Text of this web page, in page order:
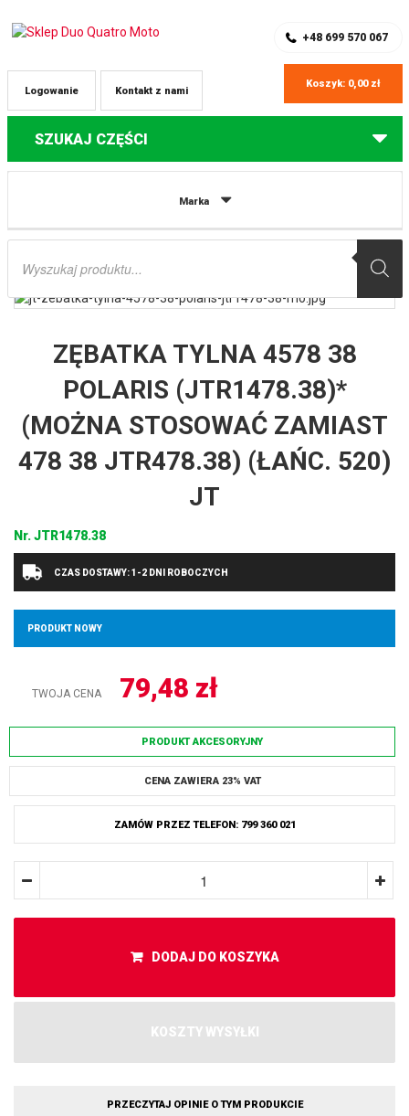
+48 699 570 067
Kontakt z nami
Logowanie
Koszyk: 0,00 zł
SZUKAJ CZĘŚCI
Marka
Wyszukiwarka
Części do quadów Polaris
(ŁAŃC. 520) JT
ZĘBATKA TYLNA 4578 38
POLARIS (JTR1478.38)*
(MOŻNA STOSOWAĆ ZAMIAST
478 38 JTR478.38) (ŁAŃC. 520)
JT
Nr.JTR1478.38
CZAS DOSTAWY: 1-2 DNI ROBOCZYCH
PRODUKT NOWY
TWOJA CENA 79,48 zł
PRODUKT AKCESORYJNY
CENA ZAWIERA 23% VAT
ZAMÓW PRZEZ TELEFON: 799 360 021
DODAJ DO KOSZYKA
KOSZTY WYSYŁKI
PRZECZYTAJ OPINIE O TYM PRODUKCIE